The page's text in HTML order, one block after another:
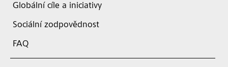
Globální cíle a iniciativy
Sociální zodpovědnost
FAQ